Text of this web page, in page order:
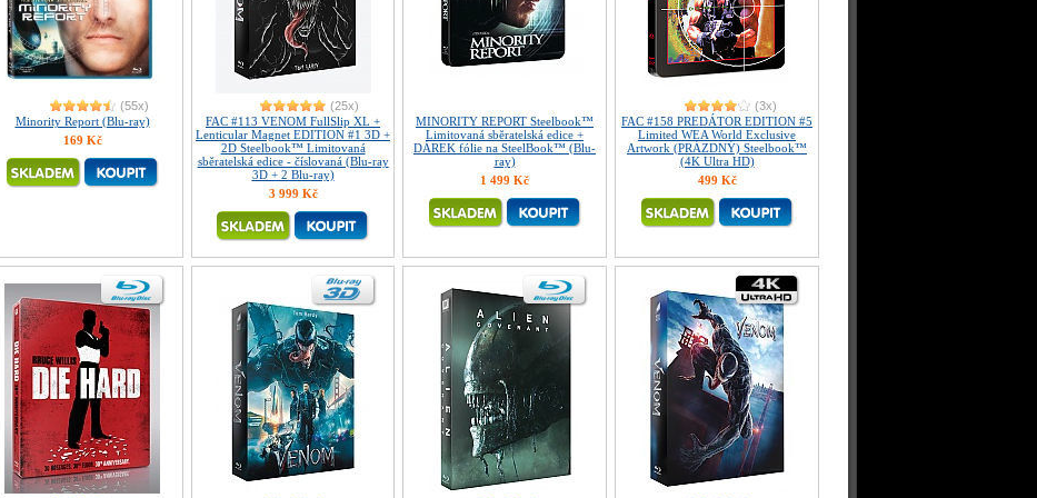
(55x)
Minority Report (Blu-ray)
169 Kč
(25x)
FAC #113 VENOM FullSlip XL +
Lenticular Magnet EDITION #1 3D +
2D Steelbook™ Limitovaná
sběratelská edice - číslovaná (Blu-ray
3D + 2 Blu-ray)
3 999 Kč
MINORITY REPORT Steelbook™
Limitovaná sběratelská edice +
DÁREK fólie na SteelBook™ (Blu-
ray)
1 499 Kč
(3x)
FAC #158 PREDÁTOR EDITION #5
Limited WEA World Exclusive
Artwork (PRÁZDNÝ) Steelbook™
(4K Ultra HD)
499 Kč